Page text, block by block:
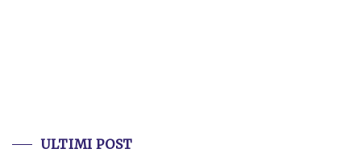
ULTIMI POST